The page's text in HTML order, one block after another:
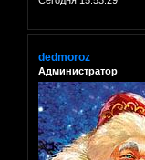
dedmoroz
Администратор